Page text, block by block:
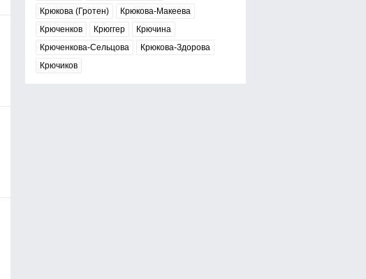
Крюкова (Гротен)
Крюкова-Макеева
Крюченков
Крюггер
Крючина
Крюченкова-Сельцова
Крюкова-Здорова
Крючиков